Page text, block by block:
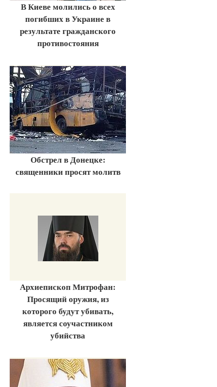
В Киеве молились о всех
погибших в Украине в
результате гражданского
противостояния
Обстрел в Донецке:
священники просят молитв
Архиепископ Митрофан:
Просящий оружия, из
которого будут убивать,
является соучастником
убийства